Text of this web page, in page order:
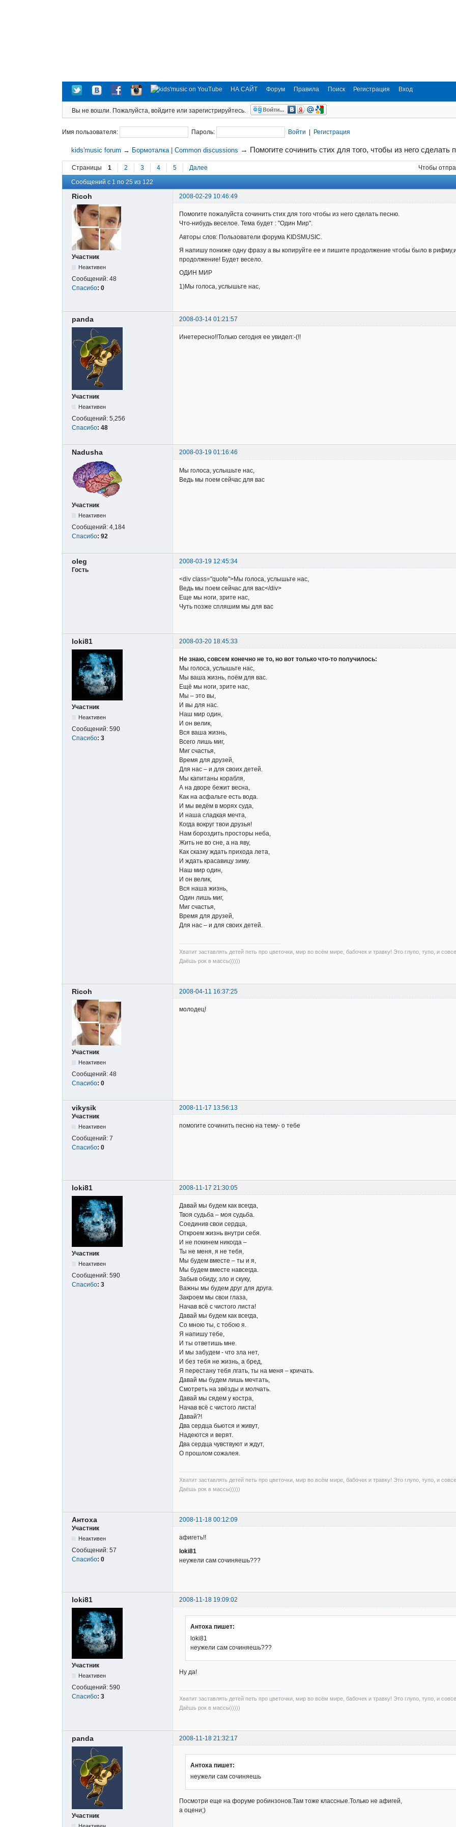
НА САЙТ Форум Правила Поиск Регистрация Вход
Вы не вошли. Пожалуйста, войдите или зарегистрируйтесь.
Имя пользователя: Пароль: Войти | Регистрация
kids'music forum → Бормоталка | Common discussions → Помогите сочинить стих для того, чтобы из него сделать
Страницы 1 2 3 4 5 Далее
Чтобы
Сообщений с 1 по 25 из 122
Ricoh 2008-02-29 10:46:49
Участник
Неактивен
Сообщений: 48
Спасибо: 0
Помогите пожалуйста сочинить стих для того чтобы из него сделать песню.
Что-нибудь веселое. Тема будет : "Один Мир".
Авторы слов: Пользователи форума KIDSMUSIC.
Я напишу пониже одну фразу а вы копируйте ее и пишите продолжение чтобы было в рифму,и
продолжение! Будет весело.
ОДИН МИР
1)Мы голоса, услышьте нас,
panda 2008-03-14 01:21:57
Участник
Неактивен
Сообщений: 5,256
Спасибо: 48
Инетересно!!Только сегодня ее увидел:-(!!
Nadusha 2008-03-19 01:16:46
Участник
Неактивен
Сообщений: 4,184
Спасибо: 92
Мы голоса, услышьте нас,
Ведь мы поем сейчас для вас
oleg
2008-03-19 12:45:34
Гость
<div class="quote">Мы голоса, услышьте нас,
Ведь мы поем сейчас для вас</div>
Еще мы ноги, зрите нас,
Чуть позже спляшим мы для вас
loki81 2008-03-20 18:45:33
Участник
Неактивен
Сообщений: 590
Спасибо: 3
Не знаю, совсем конечно не то, но вот только что-то получилось:
Мы голоса, услышьте нас,
Мы ваша жизнь, поём для вас.
Ещё мы ноги, зрите нас,
Мы – это вы,
И вы для нас.
Наш мир один,
И он велик,
Вся ваша жизнь,
Всего лишь миг,
Миг счастья,
Время для друзей,
Для нас – и для своих детей.
Мы капитаны корабля,
А на дворе бежит весна,
Как на асфальте есть вода.
И мы ведём в морях суда,
И наша сладкая мечта,
Когда вокруг твои друзья!
Нам бороздить просторы неба,
Жить не во сне, а на яву,
Как сказку ждать прихода лета,
И ждать красавицу зиму.
Наш мир один,
И он велик,
Вся наша жизнь,
Один лишь миг,
Миг счастья,
Время для друзей,
Для нас – и для своих детей.
Хватит заставлять детей петь про цветочки, мир во всём мире, бабочек и травку! Это глупо, тупо, и
Даёшь рок в массы)))))
Ricoh 2008-04-11 16:37:25
Участник
Неактивен
Сообщений: 48
Спасибо: 0
молодец!
vikysik
2008-11-17 13:56:13
Участник
Неактивен
Сообщений: 7
Спасибо: 0
помогите сочинить песню на тему- о тебе
loki81 2008-11-17 21:30:05
Участник
Неактивен
Сообщений: 590
Спасибо: 3
Давай мы будем как всегда,
Твоя судьба – моя судьба.
Соединив свои сердца,
Откроем жизнь внутри себя.
И не покинем никогда –
Ты не меня, я не тебя,
Мы будем вместе – ты и я,
Мы будем вместе навсегда.
Забыв обиду, зло и скуку,
Важны мы будем друг для друга.
Закроем мы свои глаза,
Начав всё с чистого листа!
Давай мы будем как всегда,
Со мною ты, с тобою я.
Я напишу тебе,
И ты ответишь мне.
И мы забудем - что зла нет,
И без тебя не жизнь, а бред,
Я перестану тебя лгать, ты на меня – кричать.
Давай мы будем лишь мечтать,
Смотреть на звёзды и молчать.
Давай мы сядем у костра,
Начав всё с чистого листа!
Давай?!
Два сердца бьются и живут,
Надеются и верят.
Два сердца чувствуют и ждут,
О прошлом сожалея.
Хватит заставлять детей петь про цветочки, мир во всём мире, бабочек и травку! Это глупо, тупо, и
Даёшь рок в массы)))))
Антоха
2008-11-18 00:12:09
Участник
Неактивен
Сообщений: 57
Спасибо: 0
афигеть!!
loki81
неужели сам сочиняешь???
loki81 2008-11-18 19:09:02
Участник
Неактивен
Сообщений: 590
Спасибо: 3
Антоха пишет:
loki81
неужели сам сочиняешь???
Ну да!
Хватит заставлять детей петь про цветочки, мир во всём мире, бабочек и травку! Это глупо, тупо, и
Даёшь рок в массы)))))
panda 2008-11-18 21:32:17
Участник
Антоха пишет:
неужели сам сочиняешь
Посмотри еще на форуме робинзонов.Там тоже классные.Только не афигей,
а оцени;)